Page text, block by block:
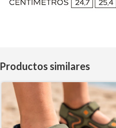
Productos similares